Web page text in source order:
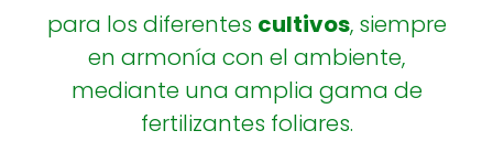
para los diferentes cultivos, siempre
en armonía con el ambiente,
mediante una amplia gama de
fertilizantes foliares.